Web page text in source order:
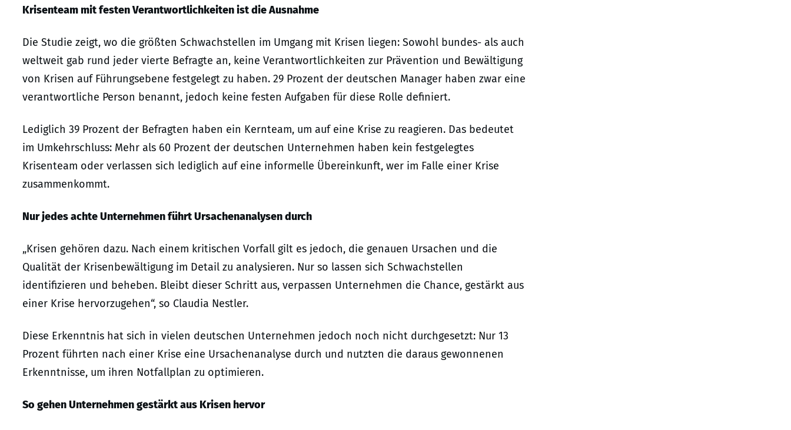
Krisenteam mit festen Verantwortlichkeiten ist die Ausnahme
Die Studie zeigt, wo die größten Schwachstellen im Umgang mit Krisen liegen: Sowohl bundes- als auch
weltweit gab rund jeder vierte Befragte an, keine Verantwortlichkeiten zur Prävention und Bewältigung
von Krisen auf Führungsebene festgelegt zu haben. 29 Prozent der deutschen Manager haben zwar eine
verantwortliche Person benannt, jedoch keine festen Aufgaben für diese Rolle definiert.
Lediglich 39 Prozent der Befragten haben ein Kernteam, um auf eine Krise zu reagieren. Das bedeutet
im Umkehrschluss: Mehr als 60 Prozent der deutschen Unternehmen haben kein festgelegtes
Krisenteam oder verlassen sich lediglich auf eine informelle Übereinkunft, wer im Falle einer Krise
zusammenkommt.
Nur jedes achte Unternehmen führt Ursachenanalysen durch
„Krisen gehören dazu. Nach einem kritischen Vorfall gilt es jedoch, die genauen Ursachen und die
Qualität der Krisenbewältigung im Detail zu analysieren. Nur so lassen sich Schwachstellen
identifizieren und beheben. Bleibt dieser Schritt aus, verpassen Unternehmen die Chance, gestärkt aus
einer Krise hervorzugehen“, so Claudia Nestler.
Diese Erkenntnis hat sich in vielen deutschen Unternehmen jedoch noch nicht durchgesetzt: Nur 13
Prozent führten nach einer Krise eine Ursachenanalyse durch und nutzten die daraus gewonnenen
Erkenntnisse, um ihren Notfallplan zu optimieren.
So gehen Unternehmen gestärkt aus Krisen hervor